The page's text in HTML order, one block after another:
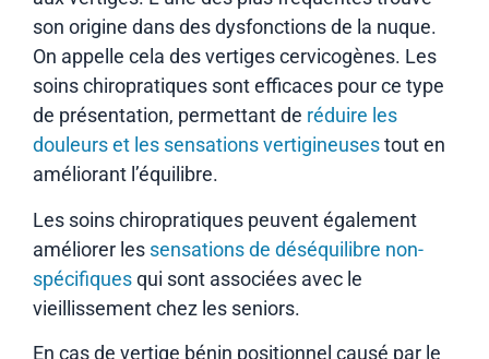
son origine dans des dysfonctions de la nuque.
On appelle cela des vertiges cervicogènes. Les
soins chiropratiques sont efficaces pour ce type
de présentation, permettant de réduire les
douleurs et les sensations vertigineusestout en
améliorant l’équilibre.
Les soins chiropratiques peuvent également
améliorer les sensations de déséquilibre non-
spécifiquesqui sont associées avec le
vieillissement chez les seniors.
En cas de vertige bénin positionnel causé par le